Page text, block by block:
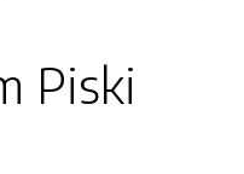
Piski